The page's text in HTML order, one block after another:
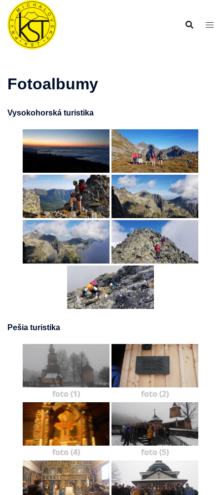
Preskočiť
obsah
Fotoalbumy
Vysokohorská turistika
Pešia turistika
foto (1) foto (2)
foto (4) foto (5)